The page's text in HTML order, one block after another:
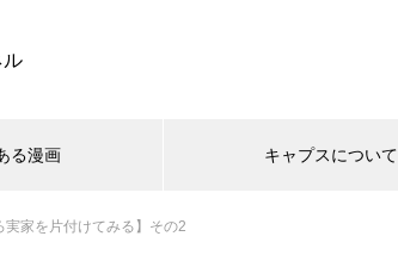
ル
る漫画 キャプスについて
家を片付けてみる】その2